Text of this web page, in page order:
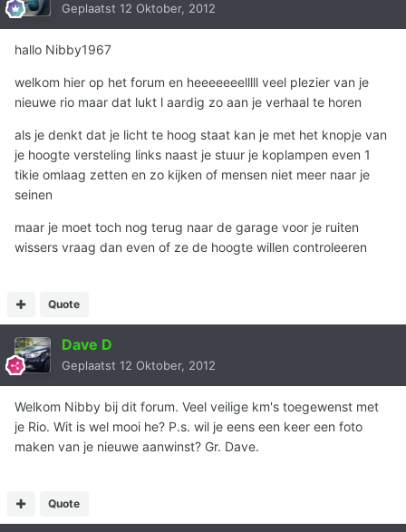
Geplaatst 12 Oktober, 2012
hallo Nibby1967
welkom hier op het forum en heeeeeeelllll veel plezier van je
nieuwe rio maar dat lukt l aardig zo aan je verhaal te horen
als je denkt dat je licht te hoog staat kan je met het knopje van
je hoogte versteling links naast je stuur je koplampen even 1
tikie omlaag zetten en zo kijken of mensen niet meer naar je
seinen
maar je moet toch nog terug naar de garage voor je ruiten
wissers vraag dan even of ze de hoogte willen controleeren
Quote
Dave D
Geplaatst 12 Oktober, 2012
Welkom Nibby bij dit forum. Veel veilige km's toegewenst met
je Rio. Wit is wel mooi he? P.s. wil je eens een keer een foto
maken van je nieuwe aanwinst? Gr. Dave.
Quote